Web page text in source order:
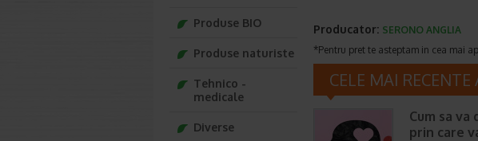
Producator: SERONO ANGLIA
*Pentru pret te asteptam in cea mai
CELE MAI RECENTE
Cum sa
prin care
Produse BIO
Produse naturiste
Tehnico -
medicale
Diverse